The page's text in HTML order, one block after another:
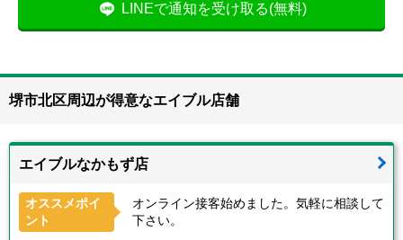
LINEで通知を受け取る(無料)
堺市北区周辺が得意なエイブル店舗
エイブルなかもず店
オススメポイ
ント
オンライン接客始めました。気軽に相談して
下さい。